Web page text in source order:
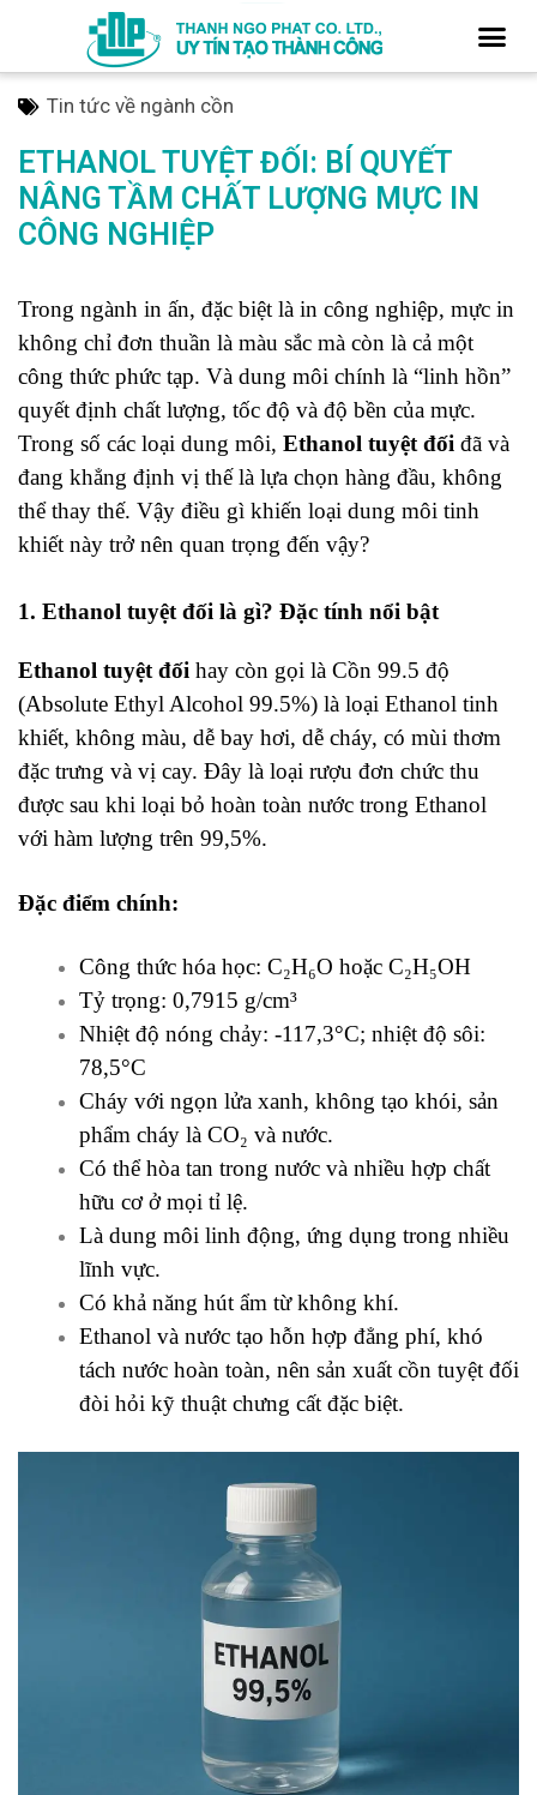
Tin tức về ngành cồn
ETHANOL TUYỆT ĐỐI: BÍ QUYẾT
NÂNG TẦM CHẤT LƯỢNG MỰC IN
CÔNG NGHIỆP
Trong ngành in ấn, đặc biệt là in công nghiệp, mực in
không chỉ đơn thuần là màu sắc mà còn là cả một
công thức phức tạp. Và dung môi chính là “linh hồn”
quyết định chất lượng, tốc độ và độ bền của mực.
Trong số các loại dung môi, Ethanol tuyệt đối đã và
đang khẳng định vị thế là lựa chọn hàng đầu, không
thể thay thế. Vậy điều gì khiến loại dung môi tinh
khiết này trở nên quan trọng đến vậy?
1. Ethanol tuyệt đối là gì? Đặc tính nổi bật
Ethanol tuyệt đối hay còn gọi là Cồn 99.5 độ
(Absolute Ethyl Alcohol 99.5%) là loại Ethanol tinh
khiết, không màu, dễ bay hơi, dễ cháy, có mùi thơm
đặc trưng và vị cay. Đây là loại rượu đơn chức thu
được sau khi loại bỏ hoàn toàn nước trong Ethanol
với hàm lượng trên 99,5%.
Đặc điểm chính:
Công thức hóa học: C₂H₆O hoặc C₂H₅OH
Tỷ trọng: 0,7915 g/cm³
Nhiệt độ nóng chảy: -117,3°C; nhiệt độ sôi:
78,5°C
Cháy với ngọn lửa xanh, không tạo khói, sản
phẩm cháy là CO₂ và nước.
Có thể hòa tan trong nước và nhiều hợp chất
hữu cơ ở mọi tỉ lệ.
Là dung môi linh động, ứng dụng trong nhiều
lĩnh vực.
Có khả năng hút ẩm từ không khí.
Ethanol và nước tạo hỗn hợp đẳng phí, khó
tách nước hoàn toàn, nên sản xuất cồn tuyệt đối
đòi hỏi kỹ thuật chưng cất đặc biệt.